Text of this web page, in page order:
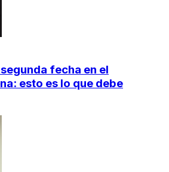
fecha en el
esto es lo que debe